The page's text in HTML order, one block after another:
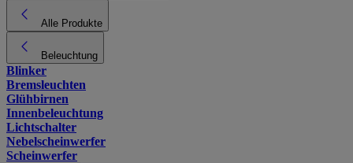
Alle Produkte
Beleuchtung
Blinker
Bremsleuchten
Glühbirnen
Innenbeleuchtung
Lichtschalter
Nebelscheinwerfer
Scheinwerfer